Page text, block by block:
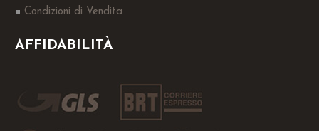
Condizioni di Vendita
AFFIDABILITÀ